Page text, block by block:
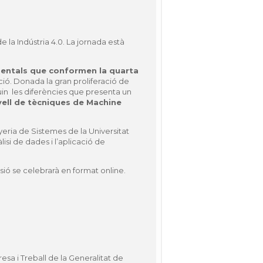
la Indústria 4.0. La jornada està
que conformen la quarta
Donada la gran proliferació de
les diferències que presenta un
de tècniques de Machine
de Sistemes de la Universitat
de dades i l’aplicació de
se celebrarà en format online.
i Treball de la Generalitat de